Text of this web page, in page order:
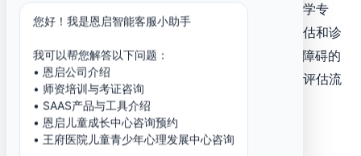
是专门关注儿童发育和行为问题的医学专
科。与一般的儿科不同，发育行为儿科医生具备评估和诊
断ADHD、孤独症谱系障碍、学习障碍等神经发育障碍的
专业能力。在发育行为儿科，医生通常会进行以下评估流
程：
常用的ADHD评估工具
您好！我是恩启智能客服小助手
我可以帮您解答以下问题：
• 恩启公司介绍
• 师资培训与考证咨询
• SAAS产品与工具介绍
• 恩启儿童成长中心咨询预约
• 王府医院儿童青少年心理发展中心咨询